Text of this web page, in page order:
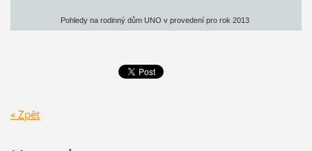
Pohledy na rodinný dům UNO v provedení pro rok 2013
« Zpět